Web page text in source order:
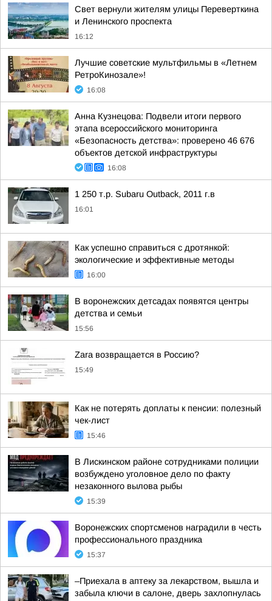
Свет вернули жителям улицы Переверткина
и Ленинского проспекта
16:12
Лучшие советские мультфильмы в «Летнем
РетроКинозале»!
16:08
Анна Кузнецова: Подвели итоги первого
этапа всероссийского мониторинга
«Безопасность детства»: проверено 46 676
объектов детской инфраструктуры
16:08
1 250 т.р. Subaru Outback, 2011 г.в
16:01
Как успешно справиться с дротянкой:
экологические и эффективные методы
16:00
В воронежских детсадах появятся центры
детства и семьи
15:56
Zara возвращается в Россию?
15:49
Как не потерять доплаты к пенсии: полезный
чек-лист
15:46
В Лискинском районе сотрудниками полиции
возбуждено уголовное дело по факту
незаконного вылова рыбы
15:39
Воронежских спортсменов наградили в честь
профессионального праздника
15:37
–Приехала в аптеку за лекарством, вышла и
забыла ключи в салоне, дверь захлопнулась